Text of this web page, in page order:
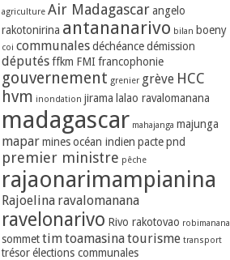
agriculture Air Madagascar angelo
rakotonirina antananarivo bilan boeny
coi communales déchéance démission
députés ffkm FMI francophonie
gouvernement grenier grève HCC
hvm inondation jirama lalao ravalomanana
madagascar mahajanga majunga
mapar mines océan indien pacte pnd
premier ministre pêche
rajaonarimampianina
Rajoelina ravalomanana
ravelonarivo Rivo rakotovao robimanana
sommet timtoamasinatourisme transport
trésor élections communales